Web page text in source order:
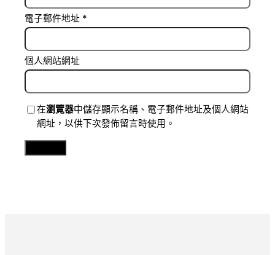
電子郵件地址 *
個人網站網址
在瀏覽器中儲存顯示名稱、電子郵件地址及個人網站
網址，以供下次發佈留言時使用。